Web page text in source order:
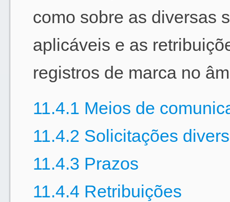
como sobre as diversas
aplicáveis e as
registros de marca no
11.4.1 Meios de
11.4.2 Solicitações
11.4.3 Prazos
11.4.4 Retribuições